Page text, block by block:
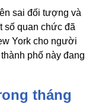
sai đối tượng và
số quan chức đã
York cho người
phố này đang
tháng